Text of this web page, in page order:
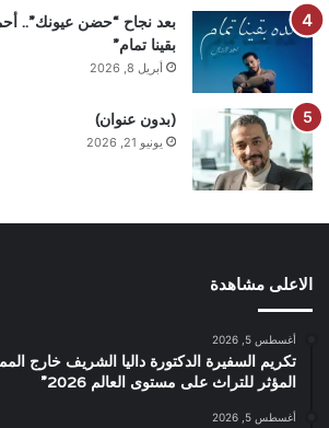
بعد نجاح “حضن عيونك”..
بقينا تمام”
أبريل 8, 2026
(بدون عنوان)
يونيو 21, 2026
الاعلى مشاهدة
أغسطس 5, 2026
تكريم السفيرة الدكتورة داليا الشريف خارج
المؤثر للتراث على مستوى العالم 2026”
أغسطس 5, 2026